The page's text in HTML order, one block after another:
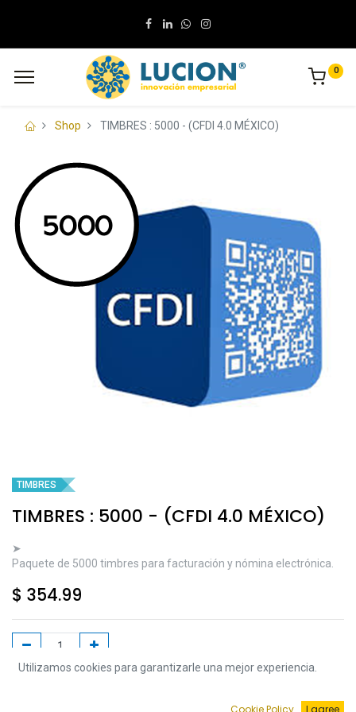
0
Shop TIMBRES : 5000 - (CFDI 4.0 MÉXICO)
TIMBRES
TIMBRES : 5000 - (CFDI 4.0 MÉXICO)
➤
Paquete de 5000 timbres para facturación y nómina electrónica.
$ 354.99
Utilizamos cookies para garantizarle una mejor experiencia.
Cookie Policy I agree